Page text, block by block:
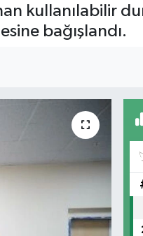
kullanılabilir
bağışlandı.